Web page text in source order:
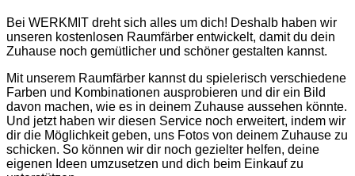
Bei WERKMIT dreht sich alles um dich! Deshalb haben wir
unseren kostenlosen Raumfärber entwickelt, damit du dein
Zuhause noch gemütlicher und schöner gestalten kannst.
Mit unserem Raumfärber kannst du spielerisch verschiedene
Farben und Kombinationen ausprobieren und dir ein Bild
davon machen, wie es in deinem Zuhause aussehen könnte.
Und jetzt haben wir diesen Service noch erweitert, indem wir
dir die Möglichkeit geben, uns Fotos von deinem Zuhause zu
schicken. So können wir dir noch gezielter helfen, deine
eigenen Ideen umzusetzen und dich beim Einkauf zu